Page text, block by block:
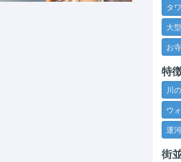
タ
大
お寺
特
川
ウ
運
街